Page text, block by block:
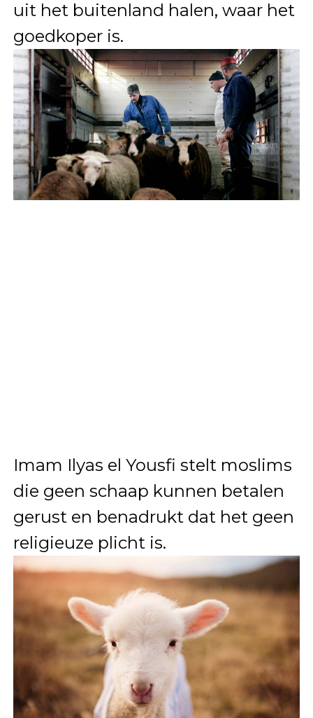
uit het buitenland halen, waar het
goedkoper is.
Imam Ilyas el Yousfi stelt moslims
die geen schaap kunnen betalen
gerust en benadrukt dat het geen
religieuze plicht is.